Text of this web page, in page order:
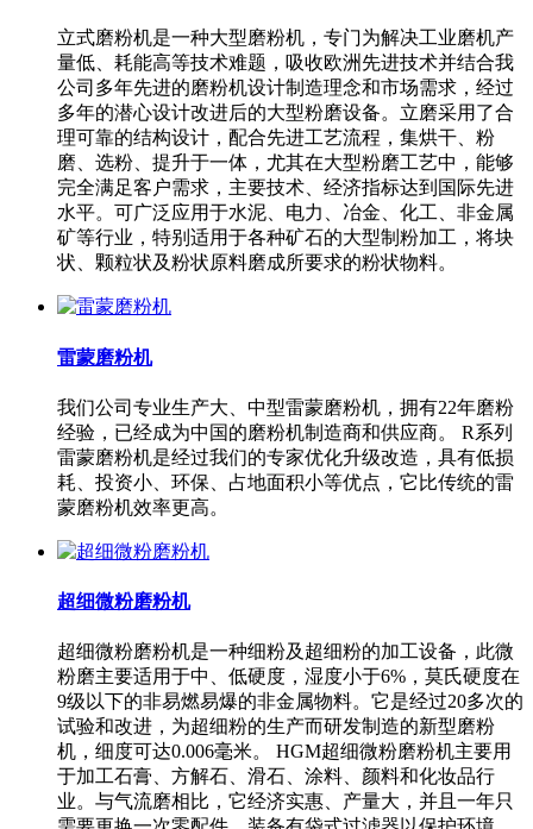
立式磨粉机是一种大型磨粉机，专门为解决工业磨机产
量低、耗能高等技术难题，吸收欧洲先进技术并结合我
公司多年先进的磨粉机设计制造理念和市场需求，经过
多年的潜心设计改进后的大型粉磨设备。立磨采用了合
理可靠的结构设计，配合先进工艺流程，集烘干、粉
磨、选粉、提升于一体，尤其在大型粉磨工艺中，能够
完全满足客户需求，主要技术、经济指标达到国际先进
水平。可广泛应用于水泥、电力、冶金、化工、非金属
矿等行业，特别适用于各种矿石的大型制粉加工，将块
状、颗粒状及粉状原料磨成所要求的粉状物料。
雷蒙磨粉机
我们公司专业生产大、中型雷蒙磨粉机，拥有22年磨粉
经验，已经成为中国的磨粉机制造商和供应商。 R系列
雷蒙磨粉机是经过我们的专家优化升级改造，具有低损
耗、投资小、环保、占地面积小等优点，它比传统的雷
蒙磨粉机效率更高。
超细微粉磨粉机
超细微粉磨粉机是一种细粉及超细粉的加工设备，此微
粉磨主要适用于中、低硬度，湿度小于6%，莫氏硬度在
9级以下的非易燃易爆的非金属物料。它是经过20多次的
试验和改进，为超细粉的生产而研发制造的新型磨粉
机，细度可达0.006毫米。 HGM超细微粉磨粉机主要用
于加工石膏、方解石、滑石、涂料、颜料和化妆品行
业。与气流磨相比，它经济实惠、产量大，并且一年只